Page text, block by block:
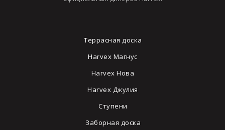
Террасная доска
Harvex Магнус
Harvex Нова
Harvex Джулия
Ступени
Заборная доска